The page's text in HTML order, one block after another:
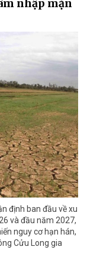
nhập mặn
định ban đầu về xu
và đầu năm 2027,
nguy cơ hạn hán,
Cửu Long gia